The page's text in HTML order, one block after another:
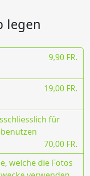
legen
9,90 FR.
19,00 FR.
für
70,00 FR.
welche die Fotos